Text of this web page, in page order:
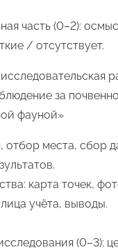
часть (0–2):
/ отсутствует.
за
фауной»
отбор места, сбор
карта точек,
учёта, выводы.
(0–3):